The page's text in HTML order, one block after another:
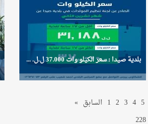
بلدية صيدا : سعر الكيلو وات 37.000 ل.ل. ...
« السابق 1 2 3 4 5